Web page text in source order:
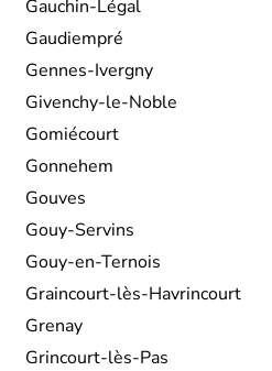
Gauchin-Légal
Gaudiempré
Gennes-Ivergny
Givenchy-le-Noble
Gomiécourt
Gonnehem
Gouves
Gouy-Servins
Gouy-en-Ternois
Graincourt-lès-Havrincourt
Grenay
Grincourt-lès-Pas